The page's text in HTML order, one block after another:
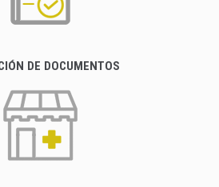
DE DOCUMENTOS